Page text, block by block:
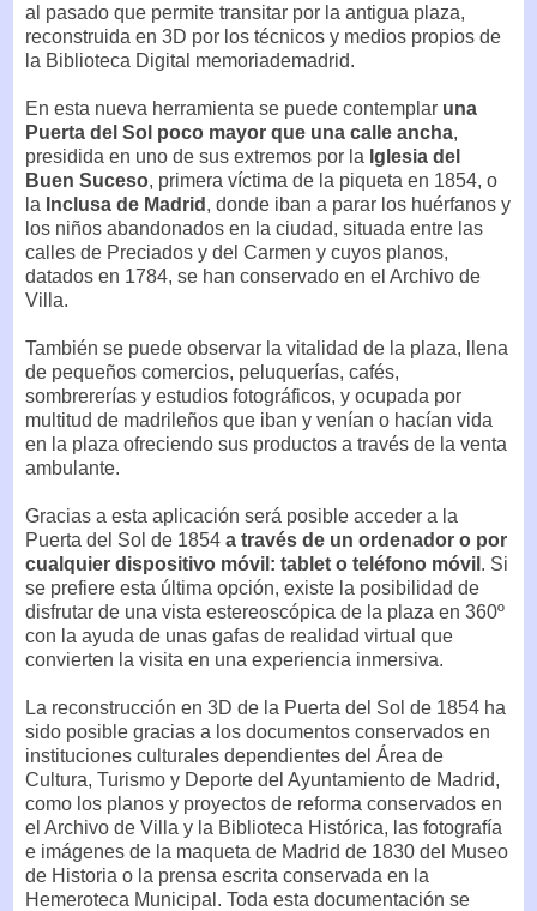
al pasado que permite transitar por la antigua plaza,
reconstruida en 3D por los técnicos y medios propios de
la Biblioteca Digital memoriademadrid.
En esta nueva herramienta se puede contemplar una
Puerta del Sol poco mayor que una calle ancha,
presidida en uno de sus extremos por la Iglesia del
Buen Suceso, primera víctima de la piqueta en 1854, o
la Inclusa de Madrid , donde iban a parar los huérfanos y
los niños abandonados en la ciudad, situada entre las
calles de Preciados y del Carmen y cuyos planos,
datados en 1784, se han conservado en el Archivo de
Villa.
También se puede observar la vitalidad de la plaza, llena
de pequeños comercios, peluquerías, cafés,
sombrererías y estudios fotográficos, y ocupada por
multitud de madrileños que iban y venían o hacían vida
en la plaza ofreciendo sus productos a través de la venta
ambulante.
Gracias a esta aplicación será posible acceder a la
Puerta del Sol de 1854 a través de un ordenador o por
cualquier dispositivo móvil: tablet o teléfono móvil . Si
se prefiere esta última opción, existe la posibilidad de
disfrutar de una vista estereoscópica de la plaza en 360º
con la ayuda de unas gafas de realidad virtual que
convierten la visita en una experiencia inmersiva.
La reconstrucción en 3D de la Puerta del Sol de 1854 ha
sido posible gracias a los documentos conservados en
instituciones culturales dependientes del Área de
Cultura, Turismo y Deporte del Ayuntamiento de Madrid,
como los planos y proyectos de reforma conservados en
el Archivo de Villa y la Biblioteca Histórica, las fotografía
e imágenes de la maqueta de Madrid de 1830 del Museo
de Historia o la prensa escrita conservada en la
Hemeroteca Municipal. Toda esta documentación se